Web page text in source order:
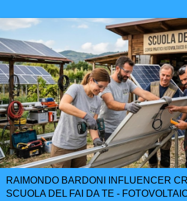
RAIMONDO BARDONI INFLUENCER
SCUOLA DEL FAI DA TE -